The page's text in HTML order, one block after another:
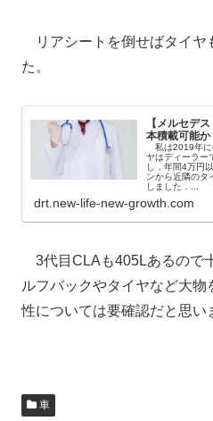
リアシートを倒せばタイヤ
た。
【メルセデ
本積載可能か
私は2019年に
ヤはディーラ
し，年間4万円
ンから近隣のタ
しました．...
drt.new-life-new-growth.com
3代目CLAも405Lあるので
ルフバックやタイヤなど大
性については要確認だと思い
車